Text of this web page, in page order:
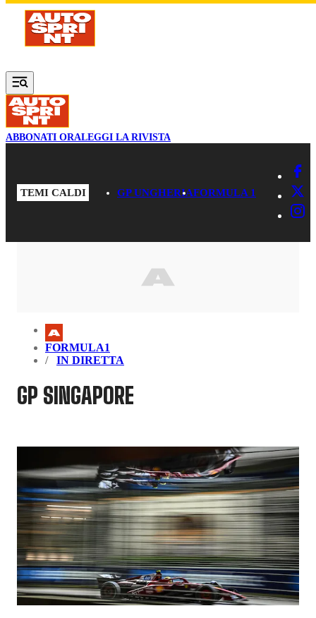
Vai al contenuto principale
ABBONATI ORALEGGI LA RIVISTA
TEMI CALDI GP UNGHERIAFORMULA 1
FORMULA1
IN DIRETTA
GP SINGAPORE